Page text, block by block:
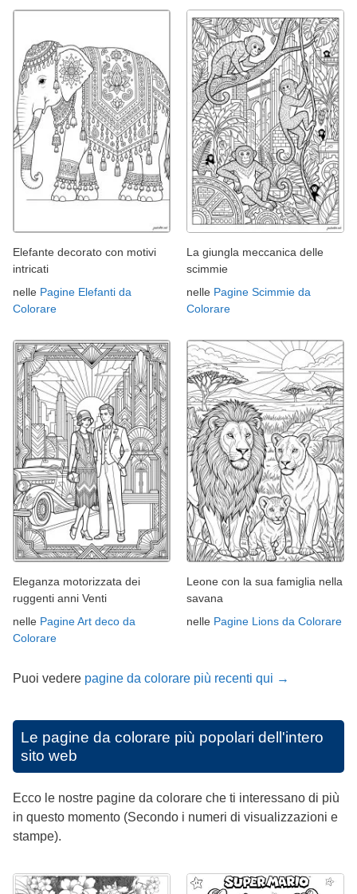
Elefante decorato con motivi
intricati
nelle Pagine Elefanti da
Colorare
La giungla meccanica delle
scimmie
nelle Pagine Scimmie da
Colorare
Eleganza motorizzata dei
ruggenti anni Venti
nelle Pagine Art deco da
Colorare
Leone con la sua famiglia nella
savana
nelle Pagine Lions da Colorare
Puoi vedere pagine da colorare più recenti qui →
Le pagine da colorare più popolari dell'intero
sito web
Ecco le nostre pagine da colorare che ti interessano di più
in questo momento (Secondo i numeri di visualizzazioni e
stampe).